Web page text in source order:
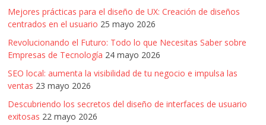
Mejores prácticas para el diseño de UX: Creación de diseños
centrados en el usuario 25 mayo 2026
Revolucionando el Futuro: Todo lo que Necesitas Saber sobre
Empresas de Tecnología 24 mayo 2026
SEO local: aumenta la visibilidad de tu negocio e impulsa las
ventas 23 mayo 2026
Descubriendo los secretos del diseño de interfaces de usuario
exitosas 22 mayo 2026